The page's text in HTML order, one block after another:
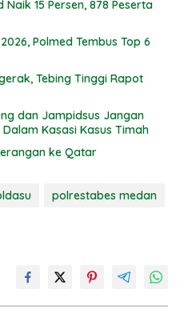
15 Persen, 878 Peserta
Polmed Tembus Top 6
Tebing Tinggi Rapot
dan Jampidsus Jangan
Kasasi Kasus Timah
ke Qatar
polrestabes medan